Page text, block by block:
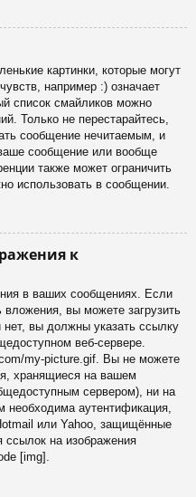
картинки, которые могут
например :) означает
список смайликов можно
Только не перестарайтесь,
сообщение нечитаемым, и
сообщение или вообще
также может ограничить
использовать в сообщении.
к
в ваших сообщениях. Если
вы можете загрузить
вы должны указать ссылку
веб-сервере.
my-picture.gif. Вы не можете
хранящиеся на вашем
сервером), ни на
необходима аутентификация,
или Yahoo, защищённые
ссылок на изображения
[img].